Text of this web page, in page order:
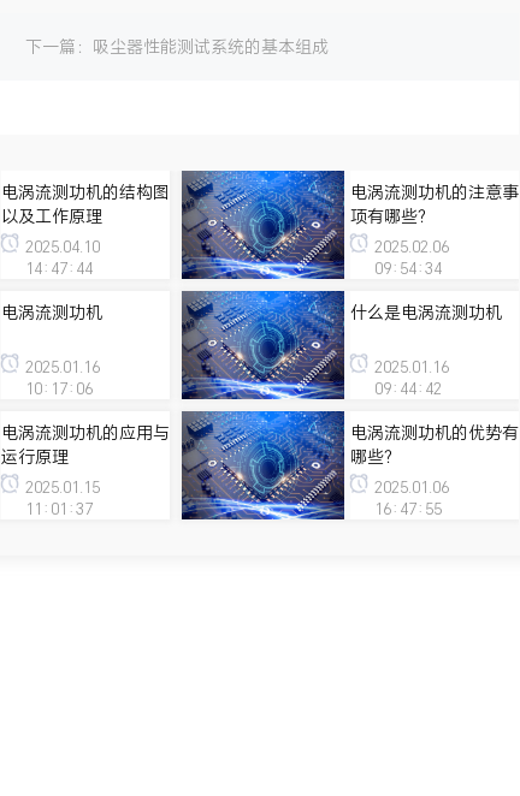
下一篇： 吸尘器性能测试系统的基本组成
电涡流测功机的结构图
以及工作原理
2025.04.10
14:47:44
电涡流测功机的注意事
项有哪些？
2025.02.06
09:54:34
电涡流测功机
2025.01.16
10:17:06
什么是电涡流测功机
2025.01.16
09:44:42
电涡流测功机的应用与
运行原理
2025.01.15
11:01:37
电涡流测功机的优势有
哪些？
2025.01.06
16:47:55